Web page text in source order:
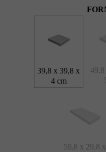
39,8 x 39,8 x
4 cm
59,8 x 29,8 x